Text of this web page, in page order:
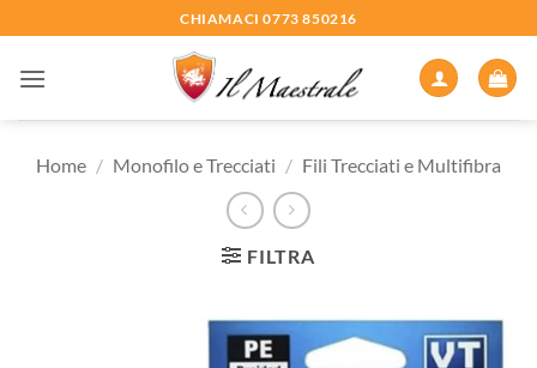
ai
contenuti
CHIAMACI 0773 850216
Home / Monofilo e Trecciati / Fili Trecciati e Multifibra
FILTRA